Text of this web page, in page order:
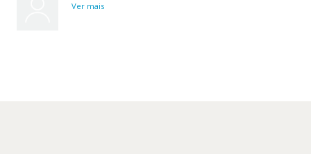
Ver mais